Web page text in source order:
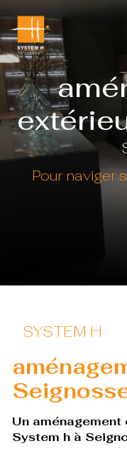
SYSTEM H
Un
System h à
Panneau de gestion des